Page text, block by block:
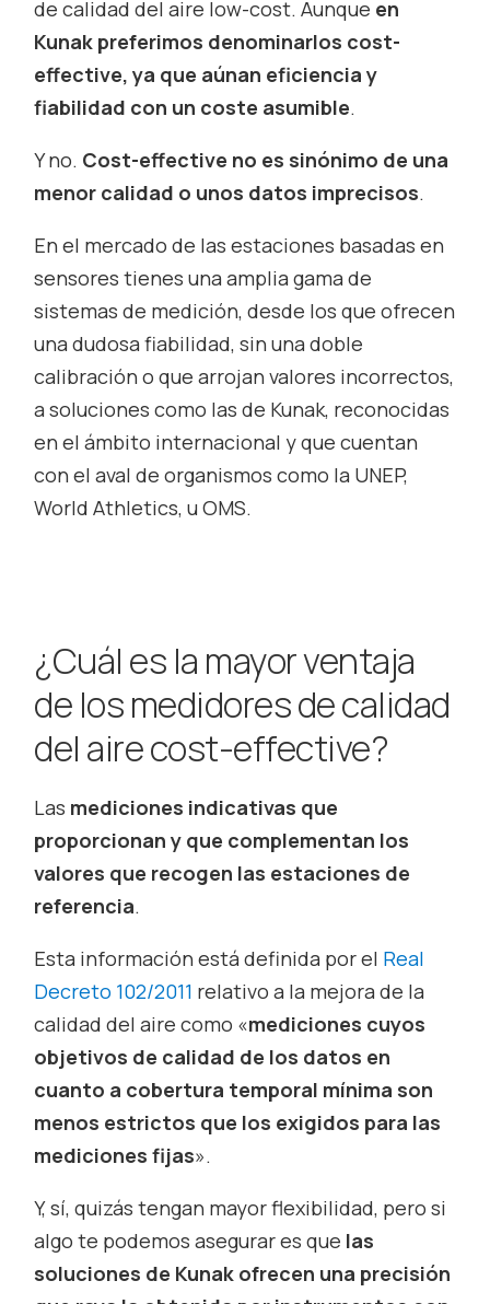
de calidad del aire low-cost. Aunque en
Kunak preferimos denominarlos cost-
effective, ya que aúnan eficiencia y
fiabilidad con un coste asumible.
Y no. Cost-effective no es sinónimo de una
menor calidad o unos datos imprecisos.
En el mercado de las estaciones basadas en
sensores tienes una amplia gama de
sistemas de medición, desde los que ofrecen
una dudosa fiabilidad, sin una doble
calibración o que arrojan valores incorrectos,
a soluciones como las de Kunak, reconocidas
en el ámbito internacional y que cuentan
con el aval de organismos como la UNEP,
World Athletics, u OMS.
¿Cuál es la mayor ventaja
de los medidores de calidad
del airecost-effective?
Las mediciones indicativas que
proporcionan y que complementan los
valores que recogen las estaciones de
referencia.
Esta información está definida por el Real
Decreto 102/2011 relativo a la mejora de la
calidad del aire como «mediciones cuyos
objetivos de calidad de los datos en
cuanto a cobertura temporal mínima son
menos estrictos que los exigidos para las
mediciones fijas».
Y, sí, quizás tengan mayor flexibilidad, pero si
algo te podemos asegurar es que las
soluciones de Kunak ofrecen una precisión